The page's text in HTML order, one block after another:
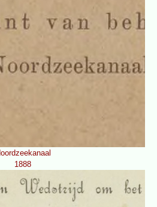
1888